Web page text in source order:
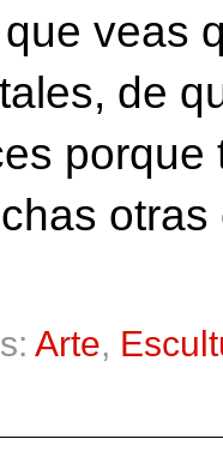
veas
de
Arte,